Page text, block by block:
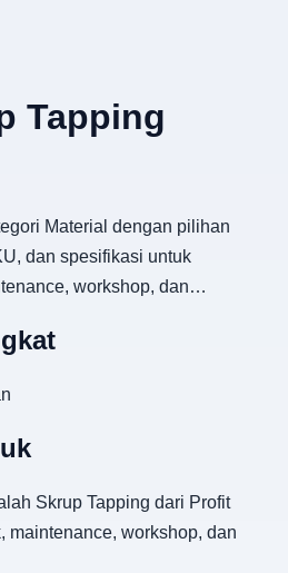
Tapping
Material dengan pilihan
dan spesifikasi untuk
workshop, dan…
Skrup Tapping dari Profit
maintenance, workshop, dan